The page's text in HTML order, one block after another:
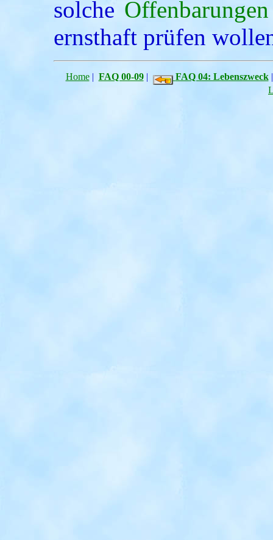
solche Offenbarungen
ernsthaft prüfen
Home| FAQ 00-09| FAQ 04: Lebenszweck